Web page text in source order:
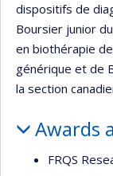
dispositifs de
Boursier junior
en biothérapie
générique et de
la section
Awards
FRQS